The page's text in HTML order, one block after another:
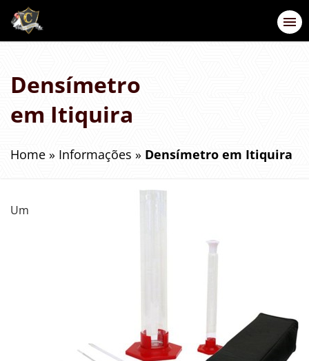
Densímetro
em Itiquira
Home » Informações » Densímetro em Itiquira
Um